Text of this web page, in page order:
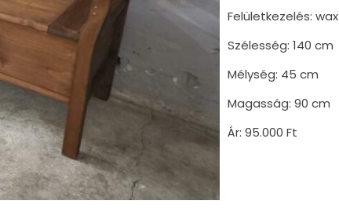
Felületkezelés: wax
Szélesség: 140 cm
Mélység: 45 cm
Magasság: 90 cm
Ár: 95.000 Ft